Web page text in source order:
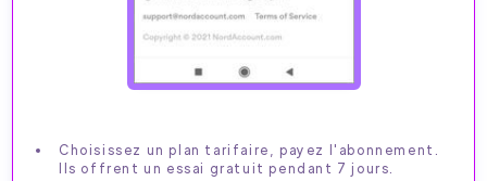
Choisissez un plan tarifaire, payez l'abonnement.
Ils offrent un essai gratuit pendant 7 jours.